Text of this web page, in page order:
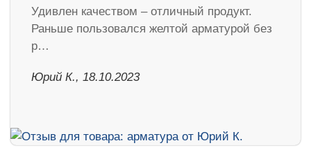
Удивлен качеством – отличный продукт.
Раньше пользовался желтой арматурой без
р…
Юрий К., 18.10.2023